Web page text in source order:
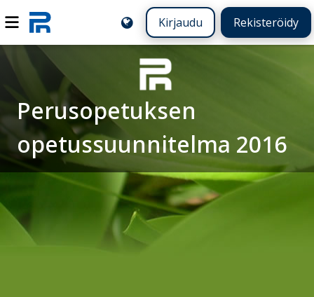
Kirjaudu Rekisteröidy
Perusopetuksen
opetussuunnitelma 2016